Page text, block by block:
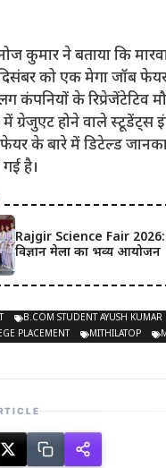
कुमार ने बताया कि
दिसंबर को एक मेगा जॉब
के रिप्रेजेंटेटिव
ग्रेजुएट होने वाले स्टूडेंट्स
के बारे में डिटेल्ड
गई है।
Rajgir Science Fair 2026:
विज्ञान मेला का भव्य आयोजन
B.COM STUDENT AYUSH KUMAR
PLACEMENT
MITHILATOP